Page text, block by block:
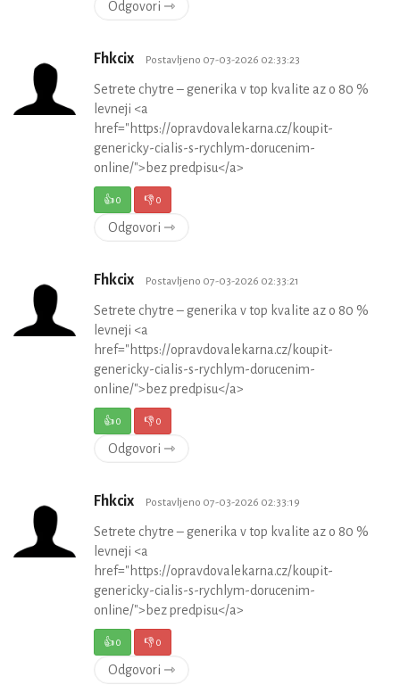
Odgovori ⇾
Fhkcix Postavljeno 07-03-2026 02:33:23
Setrete chytre – generika v top kvalite az o 80 %
levneji <a
href="https://opravdovalekarna.cz/koupit-
genericky-cialis-s-rychlym-dorucenim-
online/">bez predpisu</a>
👍0 👎0
Odgovori ⇾
Fhkcix Postavljeno 07-03-2026 02:33:21
Setrete chytre – generika v top kvalite az o 80 %
levneji <a
href="https://opravdovalekarna.cz/koupit-
genericky-cialis-s-rychlym-dorucenim-
online/">bez predpisu</a>
👍0 👎0
Odgovori ⇾
Fhkcix Postavljeno 07-03-2026 02:33:19
Setrete chytre – generika v top kvalite az o 80 %
levneji <a
href="https://opravdovalekarna.cz/koupit-
genericky-cialis-s-rychlym-dorucenim-
online/">bez predpisu</a>
👍0 👎0
Odgovori ⇾